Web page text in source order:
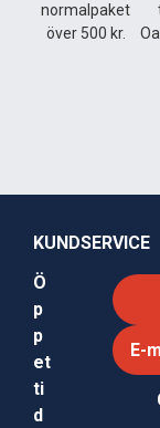
normalpaket
över 500 kr.
KUNDSERVICE
Ö
p
p
et
ti
d
E-